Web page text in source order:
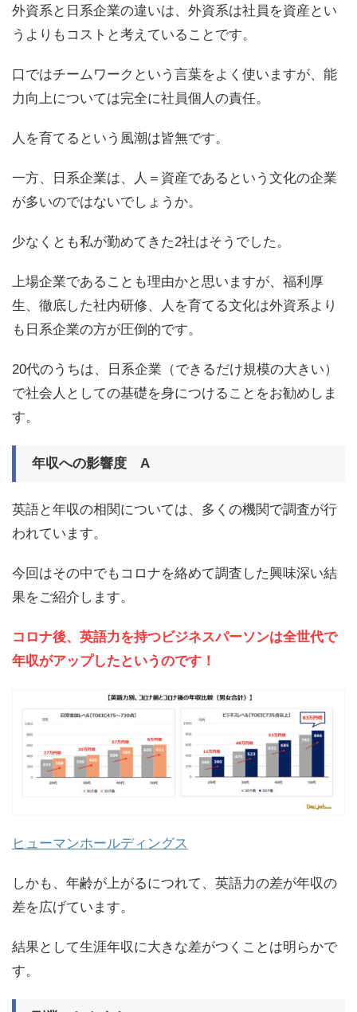
外資系と日系企業の違いは、外資系は社員を資産とい
うよりもコストと考えていることです。
口ではチームワークという言葉をよく使いますが、能
力向上については完全に社員個人の責任。
人を育てるという風潮は皆無です。
一方、日系企業は、人＝資産であるという文化の企業
が多いのではないでしょうか。
少なくとも私が勤めてきた2社はそうでした。
上場企業であることも理由かと思いますが、福利厚
生、徹底した社内研修、人を育てる文化は外資系より
も日系企業の方が圧倒的です。
20代のうちは、日系企業（できるだけ規模の大きい）
で社会人としての基礎を身につけることをお勧めしま
す。
年収への影響度 A
英語と年収の相関については、多くの機関で調査が行
われています。
今回はその中でもコロナを絡めて調査した興味深い結
果をご紹介します。
コロナ後、英語力を持つビジネスパーソンは全世代で
年収がアップしたというのです！
ヒューマンホールディングス
しかも、年齢が上がるにつれて、英語力の差が年収の
差を広げています。
結果として生涯年収に大きな差がつくことは明らかで
す。